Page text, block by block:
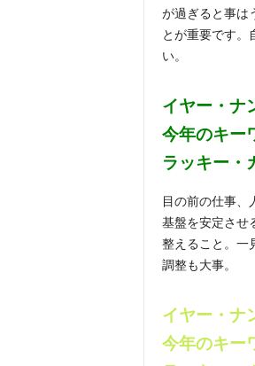
が過ぎると事は
とが重要です。
い。
イヤー・ナ
今年のキー
ラッキー・
目の前の仕事、
基盤を安定させ
整えること。一
調整も大事。
イヤー・ナ
今年のキー